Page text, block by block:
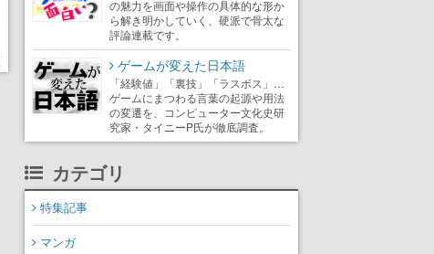
の魅力を画面や操作の具体的な形か
ら解き明かしていく、硬派で骨太な
評論連載です。
ゲームが変えた日本語
「経験値」「裏技」「ラスボス」…
ゲームにまつわる言葉の起源や用法
の変遷を、コンピューター文化史研
究家・タイニーP氏が徹底調査。
カテゴリ
特集記事
マンガ